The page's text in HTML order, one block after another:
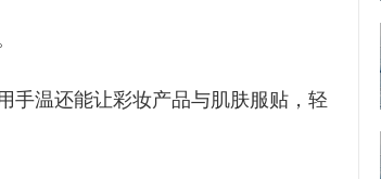
手温还能让彩妆产品与肌肤服贴，轻